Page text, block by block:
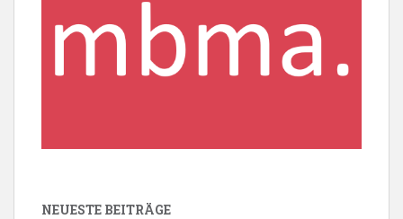
NEUESTE BEITRÄGE